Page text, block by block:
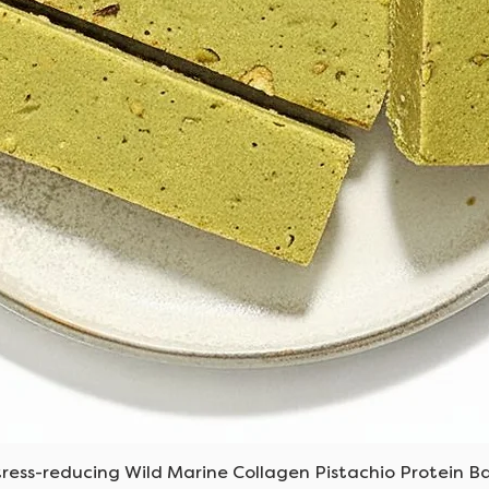
العرض السريع
reducing Wild Marine Collagen Pistachio Protein